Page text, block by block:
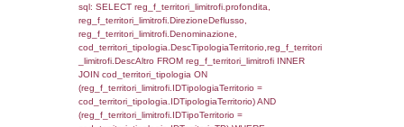
f_territori_limitrofi.Denominazione,
rofi.DescAltro FROM f_territori_limitrofi
cod_territori_tipologia ON
(f_territori_limitrofi.IDTipologiaTerritorio =
cod_territori_tipologia.IDTipologiaTerritorio)